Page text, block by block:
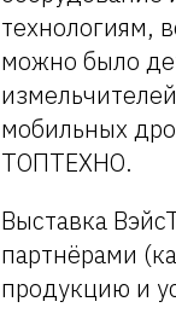
технологиям,
можно было
мобильных
ТОПТЕХНО.
Выставка
партнёрами
продукцию и